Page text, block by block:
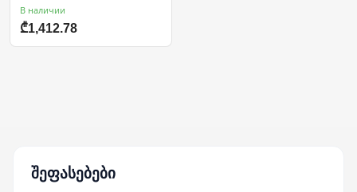
В наличии
₾1,412.78
შეფასებები